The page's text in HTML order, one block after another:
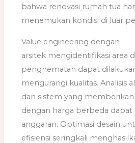
bahwa renovasi rumah tua
menemukan kondisi di luar
Value engineering dengan
arsitek mengidentifikasi area
penghematan dapat
mengurangi kualitas. Analisis
dan sistem yang
dengan harga berbeda
anggaran. Optimasi desain
efisiensi seringkali